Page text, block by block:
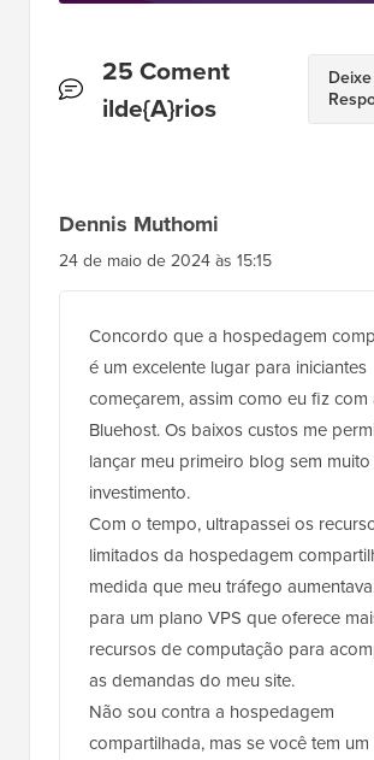
Interações
do
25 Coment
ilde{A}rios
Dennis Muthomi
24 de maio de 2024 às 15:15
Concordo que a hospedagem
é um excelente lugar para iniciantes
começarem, assim como eu fiz com
Bluehost. Os baixos custos me
lançar meu primeiro blog sem muito
investimento.
Com o tempo, ultrapassei os
limitados da hospedagem
medida que meu tráfego
para um plano VPS que oferece
recursos de computação para
as demandas do meu site.
Não sou contra a hospedagem
compartilhada, mas se você tem